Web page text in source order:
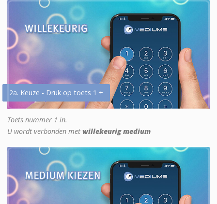
2a. Keuze - Druk op toets 1 +
Toets nummer 1 in.
U wordt verbonden met willekeurig medium